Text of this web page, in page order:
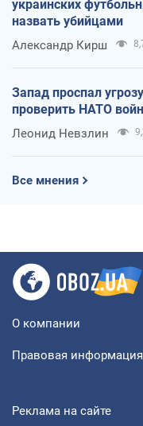
украинских
назвать убийцами
Александр Кирш
Запад проспал
проверить НАТО
Леонид Невзлин
Все мнения
О компании
Правовая информация
Реклама на сайте